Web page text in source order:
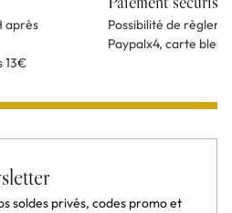
après
13€
Possibilité de
Paypalx4, carte
soldes privés, codes promo et